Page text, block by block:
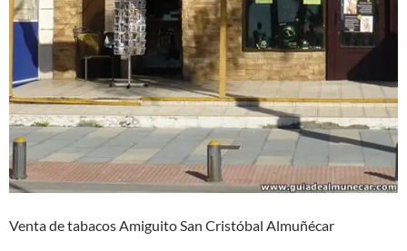
Venta de tabacos Amiguito San Cristóbal Almuñécar